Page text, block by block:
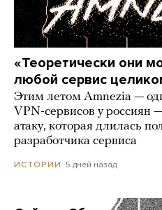
«Теоретически они
любой сервис
Этим летом Amnezia —
VPN-сервисов у
атаку, которая длилась
разработчика сервиса
ИСТОРИИ 5 дней назад